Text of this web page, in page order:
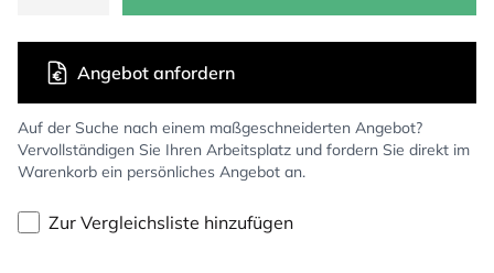
Auf der Suche nach einem maßgeschneiderten Angebot?
Vervollständigen Sie Ihren Arbeitsplatz und fordern Sie direkt im
Warenkorb ein persönliches Angebot an.
Angebot anfordern
Zur Vergleichsliste hinzufügen